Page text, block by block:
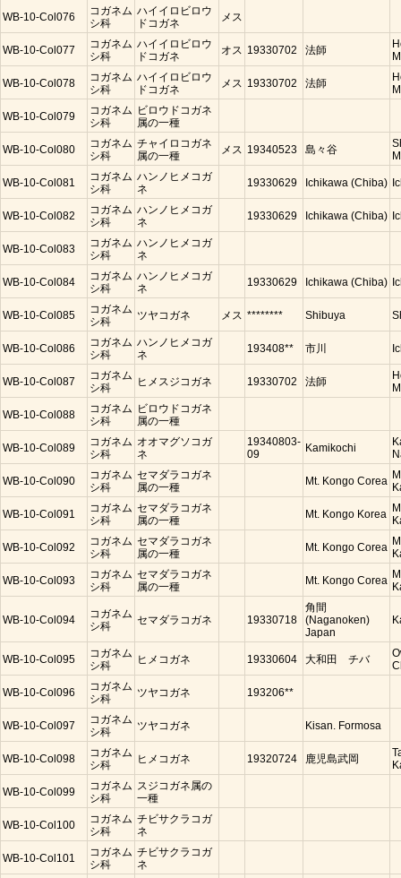
WB-10-Col076
コガネム
シ科
ハイイロビロウ
ドコガネ
メス
WB-10-Col077
コガネム
シ科
ハイイロビロウ
ドコガネ
オス 19330702 法師
WB-10-Col078
コガネム
シ科
ハイイロビロウ
ドコガネ
メス 19330702 法師
WB-10-Col079
コガネム
シ科
ビロウドコガネ
属の一種
WB-10-Col080
コガネム
シ科
チャイロコガネ
属の一種
メス 19340523 島々谷
WB-10-Col081
コガネム
シ科
ハンノヒメコガ
ネ
19330629 Ichikawa (Chiba)
WB-10-Col082
コガネム
シ科
ハンノヒメコガ
ネ
19330629 Ichikawa (Chiba)
WB-10-Col083
コガネム
シ科
ハンノヒメコガ
ネ
WB-10-Col084
コガネム
シ科
ハンノヒメコガ
ネ
19330629 Ichikawa (Chiba)
WB-10-Col085
コガネム
シ科
ツヤコガネ メス ******** Shibuya
WB-10-Col086
コガネム
シ科
ハンノヒメコガ
ネ
193408** 市川
WB-10-Col087
コガネム
シ科
ヒメスジコガネ 19330702 法師
WB-10-Col088
コガネム
シ科
ビロウドコガネ
属の一種
WB-10-Col089
コガネム
シ科
オオマグソコガ
ネ
19340803-
09
Kamikochi
WB-10-Col090
コガネム
シ科
セマダラコガネ
属の一種
Mt. Kongo Corea
WB-10-Col091
コガネム
シ科
セマダラコガネ
属の一種
Mt. Kongo Korea
WB-10-Col092
コガネム
シ科
セマダラコガネ
属の一種
Mt. Kongo Corea
WB-10-Col093
コガネム
シ科
セマダラコガネ
属の一種
Mt. Kongo Corea
WB-10-Col094
コガネム
シ科
セマダラコガネ 19330718
角間
(Naganoken)
Japan
WB-10-Col095
コガネム
シ科
ヒメコガネ 19330604 大和田 チバ
WB-10-Col096
コガネム
シ科
ツヤコガネ 193206**
WB-10-Col097
コガネム
シ科
ツヤコガネ Kisan. Formosa
WB-10-Col098
コガネム
シ科
ヒメコガネ 19320724 鹿児島武岡
WB-10-Col099
コガネム
シ科
スジコガネ属の
一種
WB-10-Col100
コガネム
シ科
チビサクラコガ
ネ
WB-10-Col101
コガネム
シ科
チビサクラコガ
ネ